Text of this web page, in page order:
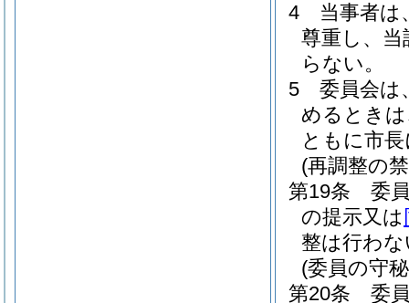
4
当事者は
尊重し、
らない。
5
委員会は
めるとき
ともに市
(再調整の
第19条
委
の提示又は
整は行わ
(委員の守
第20条
委